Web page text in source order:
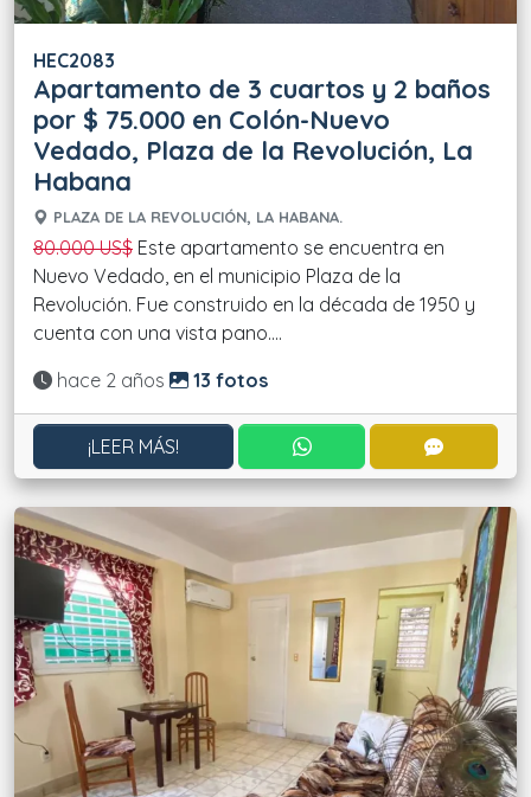
HEC2083
Apartamento de 3 cuartos y 2 baños
por $ 75.000 en Colón-Nuevo
Vedado, Plaza de la Revolución, La
Habana
PLAZA DE LA REVOLUCIÓN, LA HABANA.
80.000 US$ Este apartamento se encuentra en
Nuevo Vedado, en el municipio Plaza de la
Revolución. Fue construido en la década de 1950 y
cuenta con una vista pano....
Actualizado:
hace 2 años 13 fotos
¡LEER MÁS! CONTACTAR POR